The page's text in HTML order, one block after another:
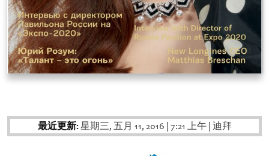
最近更新:星期三, 五月 11, 2016 7:21 上午 迪拜